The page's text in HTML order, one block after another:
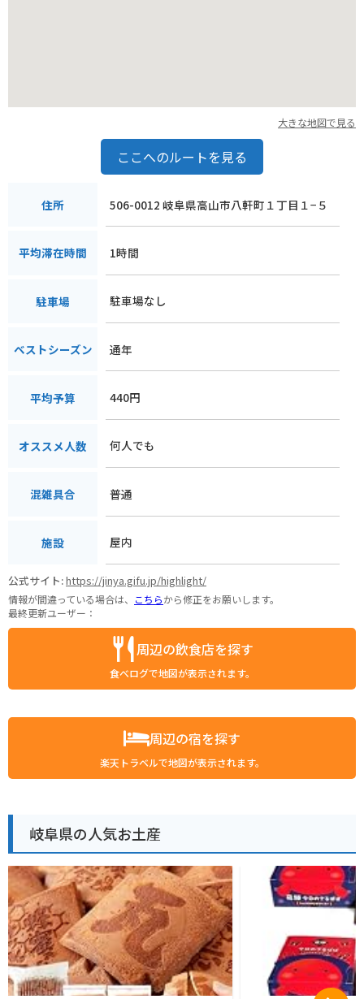
大きな地図で見る
ここへのルートを見る
住所 506-0012 岐阜県高山市八軒町１丁目１−５
平均滞在時間 1時間
駐車場 駐車場なし
ベストシーズン 通年
平均予算 440円
オススメ人数 何人でも
混雑具合 普通
施設 屋内
公式サイト:https://jinya.gifu.jp/highlight/
情報が間違っている場合は、 こちらから修正をお願いします。
最終更新ユーザー：
周辺の飲食店を探す
食べログで地図が表示されます。
周辺の宿を探す
楽天トラベルで地図が表示されます。
岐阜県の人気お土産